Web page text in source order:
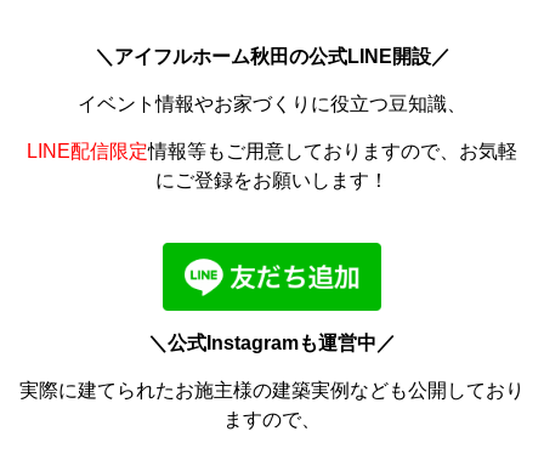
＼アイフルホーム秋田の公式LINE開設／
イベント情報やお家づくりに役立つ豆知識、
LINE配信限定情報等もご用意しておりますので、お気軽
にご登録をお願いします！
＼公式Instagramも運営中／
実際に建てられたお施主様の建築実例なども公開しており
ますので、